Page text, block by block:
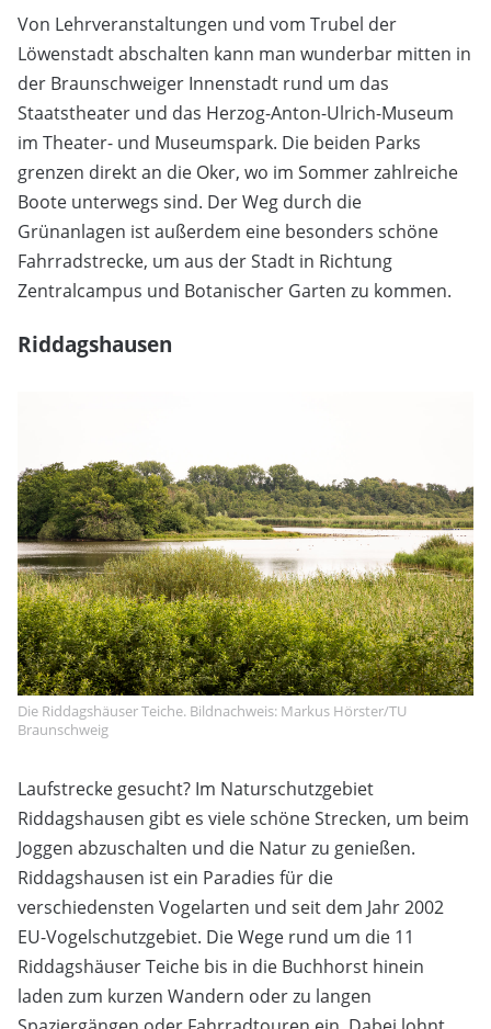
Von Lehrveranstaltungen und vom Trubel der
Löwenstadt abschalten kann man wunderbar mitten in
der Braunschweiger Innenstadt rund um das
Staatstheater und das Herzog-Anton-Ulrich-Museum
im Theater- und Museumspark. Die beiden Parks
grenzen direkt an die Oker, wo im Sommer zahlreiche
Boote unterwegs sind. Der Weg durch die
Grünanlagen ist außerdem eine besonders schöne
Fahrradstrecke, um aus der Stadt in Richtung
Zentralcampus und Botanischer Garten zu kommen.
Riddagshausen
Die Riddagshäuser Teiche. Bildnachweis: Markus Hörster/TU
Braunschweig
Laufstrecke gesucht? Im Naturschutzgebiet
Riddagshausen gibt es viele schöne Strecken, um beim
Joggen abzuschalten und die Natur zu genießen.
Riddagshausen ist ein Paradies für die
verschiedensten Vogelarten und seit dem Jahr 2002
EU-Vogelschutzgebiet. Die Wege rund um die 11
Riddagshäuser Teiche bis in die Buchhorst hinein
laden zum kurzen Wandern oder zu langen